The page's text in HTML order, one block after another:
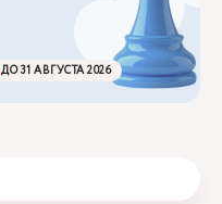
ДО 31 АВГУСТА 2026